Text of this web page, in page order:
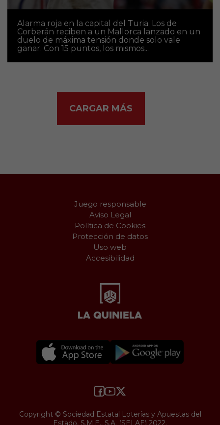
Alarma roja en la capital del Turia. Los de
Corberán reciben a un Mallorca lanzado en un
duelo de máxima tensión donde solo vale
ganar. Con 15 puntos, los mismos...
CARGAR MÁS
Juego responsable
Aviso Legal
Política de Cookies
Protección de datos
Uso web
Accesibilidad
Copyright © Sociedad Estatal Loterías y Apuestas del
Estado, S.M.E., S.A. (SELAE) 2022.